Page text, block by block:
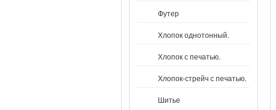
Футер
Хлопок однотонный.
Хлопок с печатью.
Хлопок-стрейч с печатью.
Шитье